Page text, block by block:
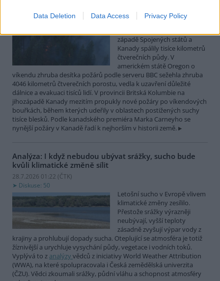
Data Deletion Data Access Privacy Policy
Spojených států a Kanady
západě Spojených států a
Kanady spálily tisíce kilometrů
čtverečních půdy. V
americkém státě Oregon o
víkendu zhruba desítka požárů podle serveru BBC sežehla zhruba
4046 kilometrů čtverečních porostu, vedla k uzavření důležité
dálnice a evakuaci tisíců lidí. V provincii Britská Kolumbie na
jihozápadě Kanady mezitím propukly nové požáry po víkendových
bouřkách, během kterých udeřily v oblastech postižených suchy
tisíce blesků. Podle kanadského premiéra Marka Carneyho se
nynější požáry v Kanadě řadí k nejhorším v historii země.
Analýza: I když nebudou ubývat srážky, sucho bude
kvůli klimatické změně sílit
28.7.2026 01:22 (ČTK)
Diskuse: 50
Letošní sucho v Evropě vlivem
klimatické změny zesílilo.
Přestože srážky výrazněji
neubývají, vyšší teploty
zásadně zvyšují výpar vody z
krajiny a prohlubují dopady sucha. Oteplující se atmosféra je totiž
žíznivější a urychluje vysychání půdy, vegetace i vodních toků.
Vyplývá to z analýzy vědců z iniciativy World Weather Attribution
(WWA), na které spolupracovala i Česká zemědělská univerzita
(ČZU). Vědci zkoumali srážky, půdní vláhu a schopnost atmosféry